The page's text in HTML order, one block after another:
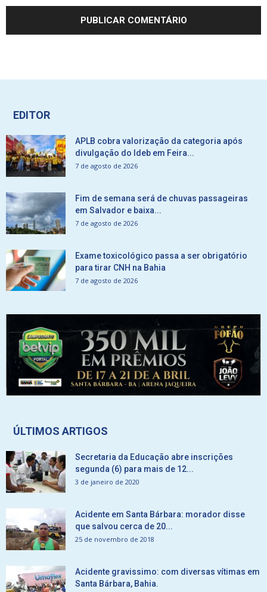
EDITOR
APLB cobra valorização da categoria após
divulgação do Ideb em Feira...
7 de agosto de 2026
Fim de semana será de chuvas passageiras
em Salvador e baixa...
7 de agosto de 2026
Exame toxicológico passa a ser obrigatório
para tirar CNH na Bahia
7 de agosto de 2026
ÚLTIMOS ARTIGOS
Secretaria da Educação abre inscrições
segunda (6) para mais de 12...
3 de janeiro de 2020
Acidente em Santa Bárbara: morador disse
que salvou cerca de 20...
25 de novembro de 2018
Acidente gravissimo: com diversas vítimas em
Santa Bárbara, Bahia.